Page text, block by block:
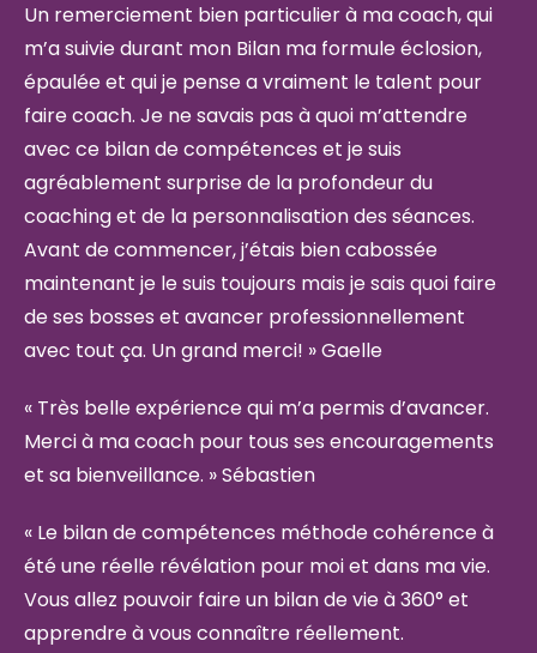
Un remerciement bien particulier à ma coach, qui
m’a suivie durant mon Bilan ma formule éclosion,
épaulée et qui je pense a vraiment le talent pour
faire coach. Je ne savais pas à quoi m’attendre
avec ce bilan de compétences et je suis
agréablement surprise de la profondeur du
coaching et de la personnalisation des séances.
Avant de commencer, j’étais bien cabossée
maintenant je le suis toujours mais je sais quoi faire
de ses bosses et avancer professionnellement
avec tout ça. Un grand merci! » Gaelle
« Très belle expérience qui m’a permis d’avancer.
Merci à ma coach pour tous ses encouragements
et sa bienveillance. » Sébastien
« Le bilan de compétences méthode cohérence à
été une réelle révélation pour moi et dans ma vie.
Vous allez pouvoir faire un bilan de vie à 360° et
apprendre à vous connaître réellement.